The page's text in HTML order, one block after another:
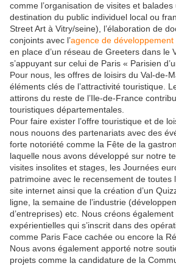
comme l’organisation de visites et
destination du public individuel local ou
Street Art à Vitry/seine), l’élaboration de
conjoints avec l’agence de développement
en place d’un réseau de Greeters dans le
s’appuyant sur celui de Paris « Parisien
Pour nous, les offres de loisirs du Val-de-
éléments clés de l’attractivité touristique.
attirons du reste de l’Ile-de-France
touristiques départementales.
Pour faire exister l’offre touristique et de
nous nouons des partenariats avec des
forte notoriété comme la Fête de la
laquelle nous avons développé sur notre
visites insolites et stages, les Journées
patrimoine avec le recensement de toutes
site internet ainsi que la création d’un
ligne, la semaine de l’industrie
d’entreprises) etc. Nous créons
expérientielles qui s’inscrit dans des
comme Paris Face cachée ou encore la
Nous avons également apporté notre
projets comme la candidature de la